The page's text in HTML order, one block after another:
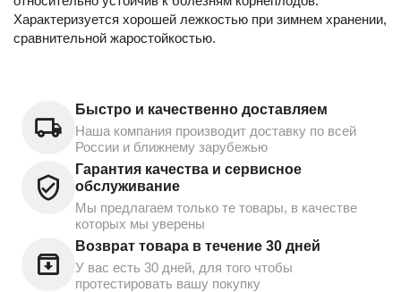
Характеризуется хорошей лежкостью при зимнем хранении,
сравнительной жаростойкостью.
Быстро и качественно доставляем
Наша компания производит доставку по всей
России и ближнему зарубежью
Гарантия качества и сервисное
обслуживание
Мы предлагаем только те товары, в качестве
которых мы уверены
Возврат товара в течение 30 дней
У вас есть 30 дней, для того чтобы
протестировать вашу покупку